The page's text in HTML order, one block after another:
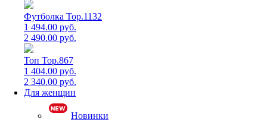
Футболка Top.1132
1 494.00 руб.
2 490.00 руб.
Топ Top.867
1 404.00 руб.
2 340.00 руб.
Для женщин
Новинки